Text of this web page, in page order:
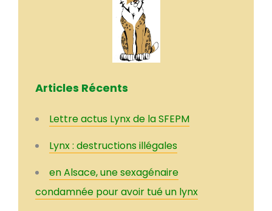
Articles Récents
Lettre actus Lynx de la SFEPM
Lynx : destructions illégales
en Alsace, une sexagénaire
condamnée pour avoir tué un lynx